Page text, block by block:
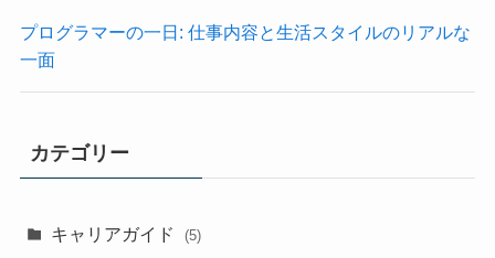
プログラマーの一日: 仕事内容と生活スタイルのリアルな
一面
カテゴリー
キャリアガイド (5)